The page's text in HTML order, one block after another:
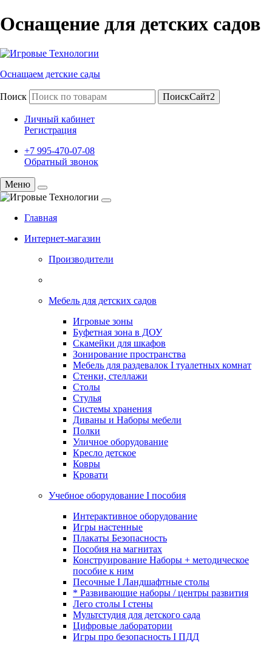
Оснащение для детских садов
Оснащаем детские сады
Поиск ПоискСайт2
Личный кабинет
Регистрация
+7 995-470-07-08
Обратный звонок
Меню
Главная
Интернет-магазин
Производители
Мебель для детских садов
Игровые зоны
Буфетная зона в ДОУ
Скамейки для шкафов
Зонирование пространства
Мебель для раздевалок I туалетных комнат
Стенки, стеллажи
Столы
Стулья
Системы хранения
Диваны и Наборы мебели
Полки
Уличное оборудование
Кресло детское
Ковры
Кровати
Учебное оборудование I пособия
Интерактивное оборудование
Игры настенные
Плакаты Безопасность
Пособия на магнитах
Конструирование Наборы + методическое
пособие к ним
Песочные I Ландшафтные столы
* Развивающие наборы / центры развития
Лего столы I стены
Мультстудия для детского сада
Цифровые лаборатории
Игры про безопасность I ПДД